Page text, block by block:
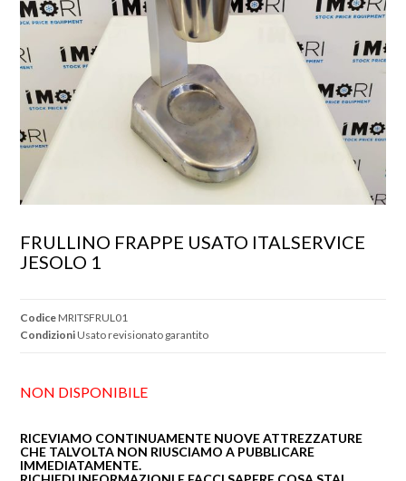
FRULLINO FRAPPE USATO ITALSERVICE
JESOLO 1
CodiceMRITSFRUL01
CondizioniUsato revisionato garantito
NON DISPONIBILE
RICEVIAMO CONTINUAMENTE NUOVE ATTREZZATURE
CHE TALVOLTA NON RIUSCIAMO A PUBBLICARE
IMMEDIATAMENTE.